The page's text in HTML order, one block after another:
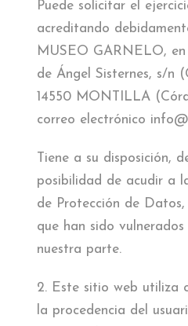
Puede solicitar el
acreditando
MUSEO GARNELO,
de Ángel Sisternes, s/n
14550 MONTILLA
correo electrónico
Tiene a su disposición,
posibilidad de acudir a
de Protección de
que han sido vulnerados
nuestra parte.
2. Este sitio web utiliza
la procedencia del